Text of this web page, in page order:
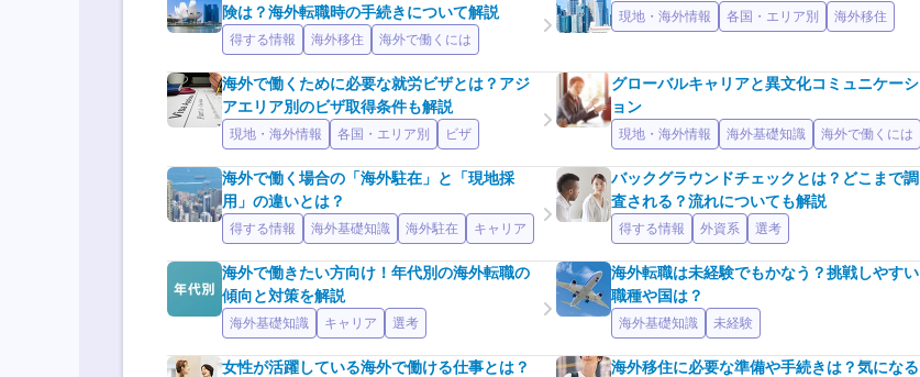
険は？海外転職時の手続きについて解説
得する情報 海外移住 海外で働くには
現地・海外情報 各国・エリア別 海外移住
海外で働くために必要な就労ビザとは？アジ
アエリア別のビザ取得条件も解説
現地・海外情報 各国・エリア別 ビザ
グローバルキャリアと異文化コミュニケーシ
ョン
現地・海外情報 海外基礎知識 海外で働くには
海外で働く場合の「海外駐在」と「現地採
用」の違いとは？
得する情報 海外基礎知識 海外駐在 キャリア
バックグラウンドチェックとは？どこまで調
査される？流れについても解説
得する情報 外資系 選考
海外で働きたい方向け！年代別の海外転職の
傾向と対策を解説
海外基礎知識 キャリア 選考
海外転職は未経験でもかなう？挑戦しやすい
職種や国は？
海外基礎知識 未経験
女性が活躍している海外で働ける仕事とは？
海外移住に必要な準備や手続きは？気になる